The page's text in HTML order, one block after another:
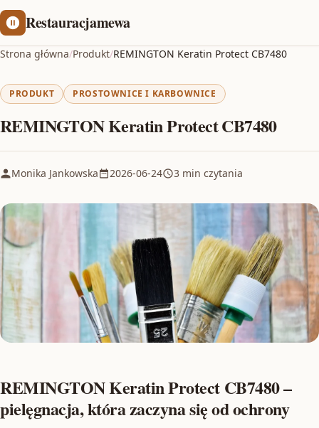
Restauracjamewa
Strona główna/Produkt/REMINGTON Keratin Protect CB7480
PRODUKT PROSTOWNICE I KARBOWNICE
REMINGTON Keratin Protect CB7480
Monika Jankowska 2026-06-24 3 min czytania
REMINGTON Keratin Protect CB7480 –
pielęgnacja, która zaczyna się od ochrony